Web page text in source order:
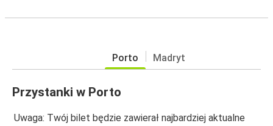
Porto Madryt
Przystanki w Porto
Uwaga: Twój bilet będzie zawierał najbardziej aktualne